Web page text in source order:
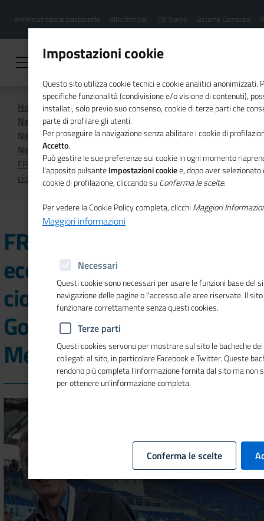
contenuto
Menu
hamburgher
Amministrazione trasparente Albo fornitori Chi Siamo Sistema Camerale
Home
Sistema Camerale
News dal sistema camerale
News dal sistema camerale - Archivio 2022
News dal sistema camerale - Archivio giugno 2022
FROSINONE - LATINA – Le eccellenze dei territori
ciociaro e pontino al Golden Gala "Pietro Mennea"
FROSINONE - LATINA – Le
eccellenze dei territori
ciociaro e pontino al
Golden Gala "Pietro
Mennea"
Impostazioni cookie
Questo sito utilizza cookie tecnici e cookie analitici anonimizzati.
specifiche funzionalità (condivisione e/o visione di contenuti),
installati, solo previo suo consenso, cookie di terze parti che
parte di profilare gli utenti.
Per proseguire la navigazione senza abilitare i cookie di
Accetto.
Può gestire le sue preferenze sui cookie in ogni momento
l'apposito pulsanteImpostazioni cookiee, dopo aver
cookie di profilazione, cliccando suConferma le scelte.
Per vedere la Cookie Policy completa, clicchi Maggiori
Maggiori informazioni
Necessari
Questi cookie sono necessari per usare le funzioni base del
navigazione delle pagine o l'accesso alle aree riservate. Il
funzionare correttamente senza questi cookies.
Terze parti
Questi cookies servono per mostrare sul sito le bacheche
collegati al sito, in particolare Facebook e Twitter. Queste
rendono più completa l'informazione fornita dal sito ma non
per ottenere un'informazione completa.
Conferma le scelte